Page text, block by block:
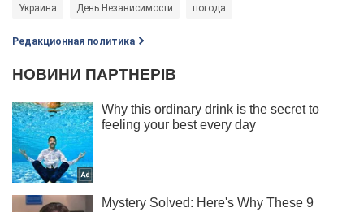
Украина День Независимости погода
Редакционная политика